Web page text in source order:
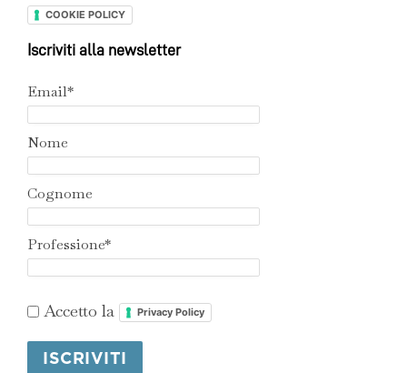
COOKIE POLICY
Iscriviti alla newsletter
Email*
Nome
Cognome
Professione*
Accetto la Privacy Policy